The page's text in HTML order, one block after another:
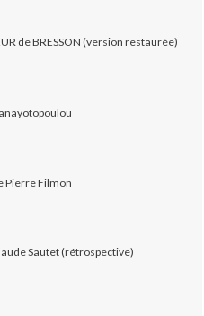
de BRESSON (version restaurée)
Pierre Filmon
Sautet (rétrospective)